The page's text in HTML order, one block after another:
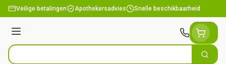
Ga naar de inhoud
Veilige betalingen Apothekersadvies Snelle beschikbaarheid
Menu
Product, merk, categorie... Zoek